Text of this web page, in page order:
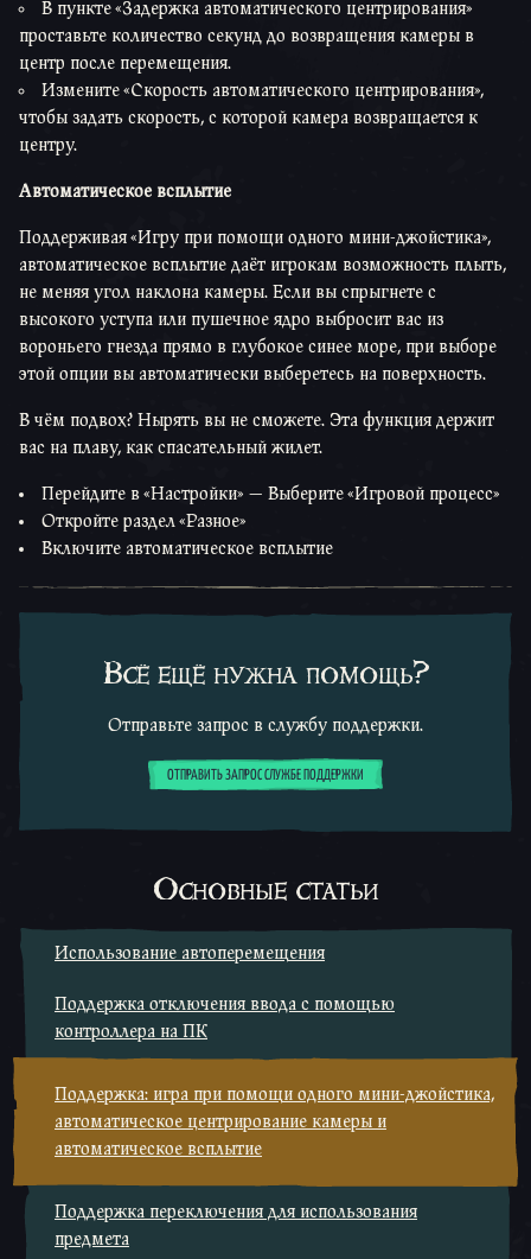
В пункте «Задержка автоматического центрирования»
проставьте количество секунд до возвращения камеры в
центр после перемещения.
Измените «Скорость автоматического центрирования»,
чтобы задать скорость, с которой камера возвращается к
центру.
Автоматическое всплытие
Поддерживая «Игру при помощи одного мини-джойстика»,
автоматическое всплытие даёт игрокам возможность плыть,
не меняя угол наклона камеры. Если вы спрыгнете с
высокого уступа или пушечное ядро выбросит вас из
вороньего гнезда прямо в глубокое синее море, при выборе
этой опции вы автоматически выберетесь на поверхность.
В чём подвох? Нырять вы не сможете. Эта функция держит
вас на плаву, как спасательный жилет.
Перейдите в «Настройки» — Выберите «Игровой процесс»
Откройте раздел «Разное»
Включите автоматическое всплытие
Всё ещё нужна помощь?
Отправьте запрос в службу поддержки.
ОТПРАВИТЬ ЗАПРОС СЛУЖБЕ ПОДДЕРЖКИ
Основные статьи
Использование автоперемещения
Поддержка отключения ввода с помощью
контроллера на ПК
Поддержка: игра при помощи одного мини-джойстика,
автоматическое центрирование камеры и
автоматическое всплытие
Поддержка переключения для использования
предмета